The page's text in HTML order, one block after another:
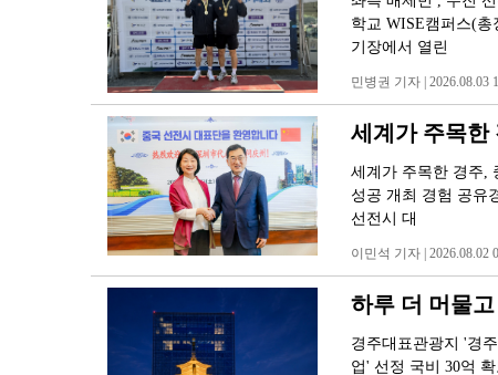
학교 WISE캠퍼스(
기장에서 열린
민병권 기자 | 2026.08.03
세계가 주목한
세계가 주목한 경주,
성공 개최 경험 공유
선전시 대
이민석 기자 | 2026.08.02
하루 더 머물
경주대표관광지 '경
업' 선정 국비 30억